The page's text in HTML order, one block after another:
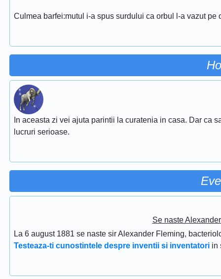
Culmea barfei:mutul i-a spus surdului ca orbul l-a vazut pe
In aceasta zi vei ajuta parintii la curatenia in casa. Dar ca
lucruri serioase.
Se naste
La 6 august 1881 se naste sir Alexander Fleming,
Testeaza-ti cunostintele despre inventii si inventatori in